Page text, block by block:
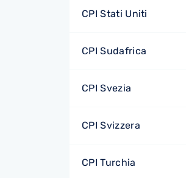
CPI Stati Uniti
CPI Sudafrica
CPI Svezia
CPI Svizzera
CPI Turchia